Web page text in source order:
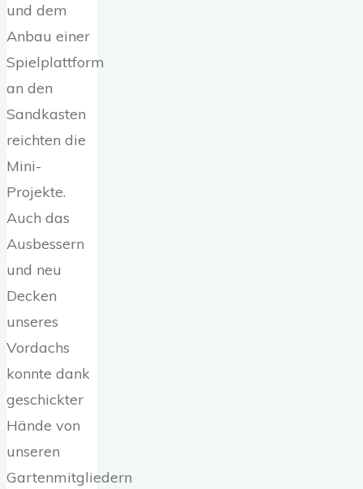
und dem
Anbau einer
Spielplattform
an den
Sandkasten
reichten die
Mini-
Projekte.
Auch das
Ausbessern
und neu
Decken
unseres
Vordachs
konnte dank
geschickter
Hände von
unseren
Gartenmitgliedern